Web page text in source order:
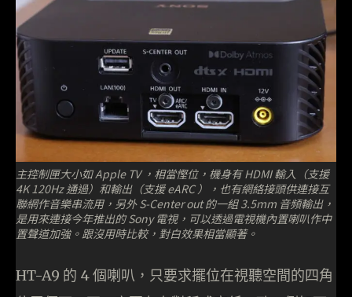
主控制匣大小如 Apple TV ，相當慳位，機身有 HDMI 輸入（支援
4K 120Hz 通過）和輸出（支援 eARC ），也有網絡接頭供連接互
聯網作音樂串流用，另外 S-Center out 的一組 3.5mm 音頻輸出，
是用來連接今年推出的 Sony 電視，可以透過電視機內置喇叭作中
置聲道加強。跟沒用時比較，對白效果相當顯著。
HT-A9 的 4 個喇叭，只要求擺位在視聽空間的四角